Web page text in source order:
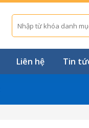
Tìm
kiếm:
Liên hệ Tin